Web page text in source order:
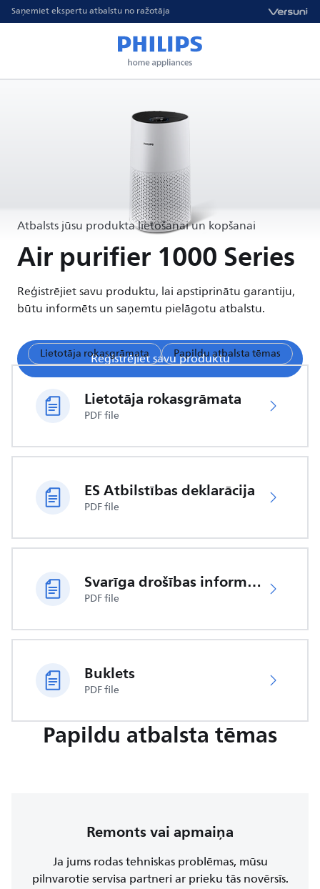
Saņemiet ekspertu atbalstu no ražotāja
Atbalsts jūsu produkta lietošanai un kopšanai
Air purifier 1000 Series
Reģistrējiet savu produktu, lai apstiprinātu garantiju,
būtu informēts un saņemtu pielāgotu atbalstu.
Reģistrējiet savu produktu
Lietotāja rokasgrāmata Papildu atbalsta tēmas
Lietotāja rokasgrāmata
PDF file
ES Atbilstības deklarācija
PDF file
Svarīga drošības informācija
PDF file
Buklets
PDF file
Papildu atbalsta tēmas
Remonts vai apmaiņa
Ja jums rodas tehniskas problēmas, mūsu
pilnvarotie servisa partneri ar prieku tās novērsīs.